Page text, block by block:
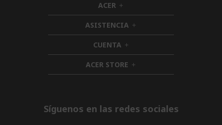
ACER h
i
d
d
e
n
ASISTENCIA h
i
d
e
n
CUENTA h
i
d
d
ACER STORE h
i
e
Síguenos en las redes sociales